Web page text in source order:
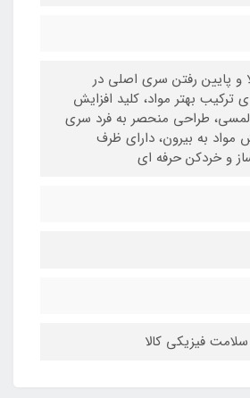
و پایین رفتن سری اصلی در
ترکیب بهتر مواد، کلید افزایش
طراحی منحصر به فرد سری
به بیرون، دارای ظرف
و خردکن حرفه ای
فیزیکی کالا